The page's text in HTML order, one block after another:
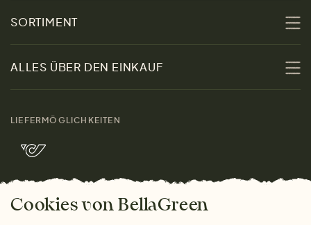
Nachhaltigkeit
Kontakt
Marken
Bella Green Magazin
SORTIMENT
Damen
Herren
Wohnen
Geschenke
ALLES ÜBER DEN EINKAUF
Warum bei uns einkaufen
LIEFERMÖGLICHKEITEN
ZAHLUNGSMÖGLICHKEITEN
Cookies von BellaGreen